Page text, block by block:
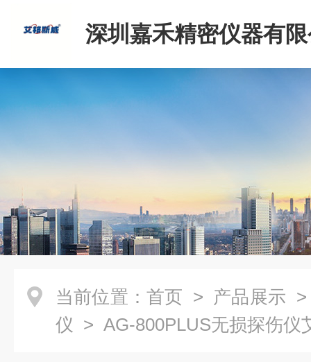
深圳嘉禾精密仪器有
当前位置： 首页 > 产品展示
仪 > AG-800PLUS无损探伤仪